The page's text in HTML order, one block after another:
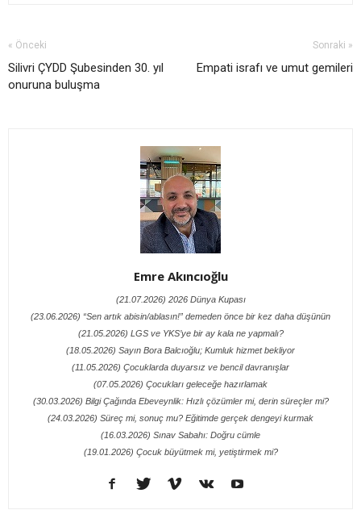
« Önceki
Silivri ÇYDD Şubesinden 30. yıl
onuruna buluşma
Sonraki »
Empati israfı ve umut gemileri
Emre Akıncıoğlu
(21.07.2026) 2026 Dünya Kupası
(23.06.2026) “Sen artık abisin/ablasın!” demeden önce bir kez daha düşünün
(21.05.2026) LGS ve YKS’ye bir ay kala ne yapmalı?
(18.05.2026) Sayın Bora Balcıoğlu; Kumluk hizmet bekliyor
(11.05.2026) Çocuklarda duyarsız ve bencil davranışlar
(07.05.2026) Çocukları geleceğe hazırlamak
(30.03.2026) Bilgi Çağında Ebeveynlik: Hızlı çözümler mi, derin süreçler mi?
(24.03.2026) Süreç mi, sonuç mu? Eğitimde gerçek dengeyi kurmak
(16.03.2026) Sınav Sabahı: Doğru cümle
(19.01.2026) Çocuk büyütmek mi, yetiştirmek mi?